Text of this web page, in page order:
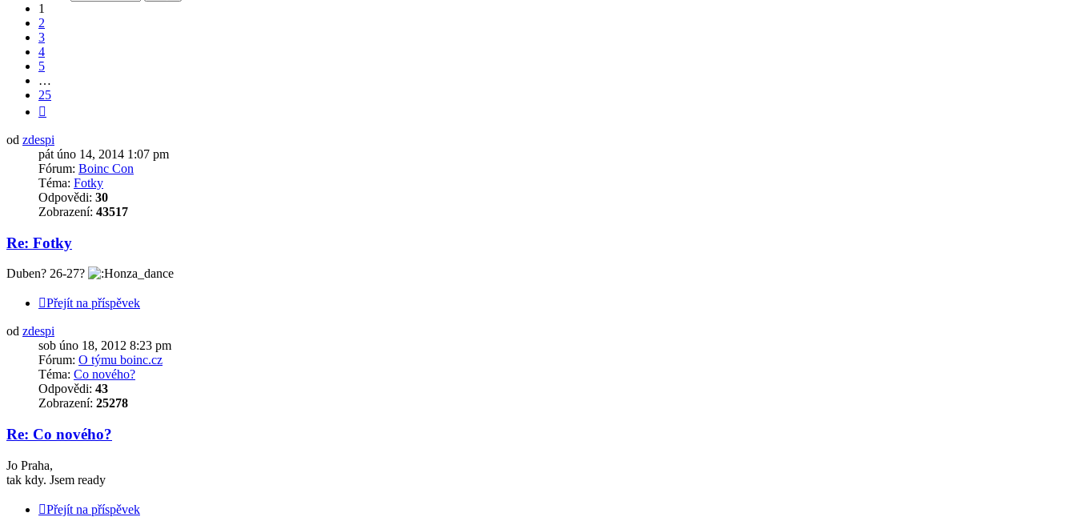
1
2
3
4
5
…
25
od zdespi
pát úno 14, 2014 1:07 pm
Fórum: Boinc Con
Téma: Fotky
Odpovědi: 30
Zobrazení: 43517
Re: Fotky
Duben? 26-27?
Přejít na příspěvek
od zdespi
sob úno 18, 2012 8:23 pm
Fórum: O týmu boinc.cz
Téma: Co nového?
Odpovědi: 43
Zobrazení: 25278
Re: Co nového?
Jo Praha,
tak kdy. Jsem ready
Přejít na příspěvek